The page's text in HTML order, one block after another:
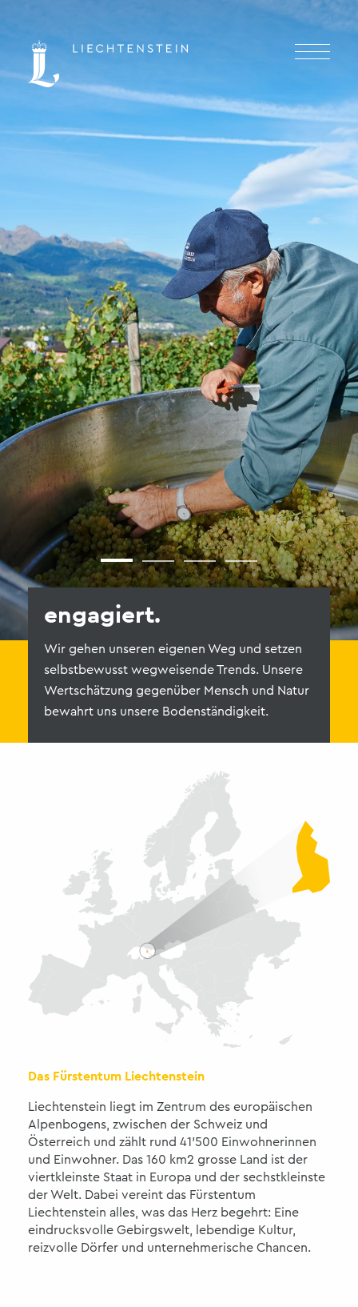
engagiert.
Wir gehen unseren eigenen Weg und setzen
selbstbewusst wegweisende Trends. Unsere
Wertschätzung gegenüber Mensch und Natur
bewahrt uns unsere Bodenständigkeit.
Das Fürstentum Liechtenstein
Liechtenstein liegt im Zentrum des europäischen
Alpenbogens, zwischen der Schweiz und
Österreich und zählt rund 41'500 Einwohnerinnen
und Einwohner. Das 160 km2 grosse Land ist der
viertkleinste Staat in Europa und der sechstkleinste
der Welt. Dabei vereint das Fürstentum
Liechtenstein alles, was das Herz begehrt: Eine
eindrucksvolle Gebirgswelt, lebendige Kultur,
reizvolle Dörfer und unternehmerische Chancen.